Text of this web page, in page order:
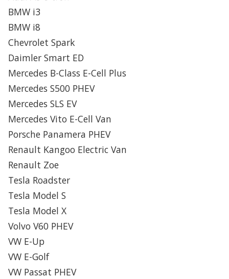
BMW i3
BMW i8
Chevrolet Spark
Daimler Smart ED
Mercedes B-Class E-Cell Plus
Mercedes S500 PHEV
Mercedes SLS EV
Mercedes Vito E-Cell Van
Porsche Panamera PHEV
Renault Kangoo Electric Van
Renault Zoe
Tesla Roadster
Tesla Model S
Tesla Model X
Volvo V60 PHEV
VW E-Up
VW E-Golf
VW Passat PHEV